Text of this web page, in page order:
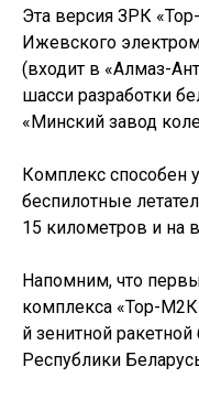
Эта версия ЗРК
Ижевского
(входит в «Алмаз-
шасси разработки
«Минский завод
Комплекс способен
беспилотные
15 километров и на
Напомним, что
комплекса «Тор-
й зенитной
Республики